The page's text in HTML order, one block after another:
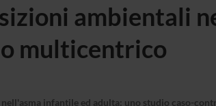
ambientali
multicentrico
infantile ed adulta: uno studio caso-